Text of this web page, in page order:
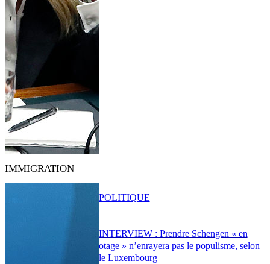
IMMIGRATION
INTERVIEW : Prendre Schengen « en
otage » n’enrayera pas le populisme, selon
le Luxembourg
POLITIQUE